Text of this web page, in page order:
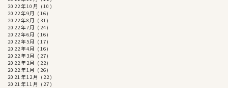
2022年10月 (10)
2022年9月 (16)
2022年8月 (31)
2022年7月 (24)
2022年6月 (16)
2022年5月 (17)
2022年4月 (16)
2022年3月 (27)
2022年2月 (22)
2022年1月 (26)
2021年12月 (22)
2021年11月 (27)